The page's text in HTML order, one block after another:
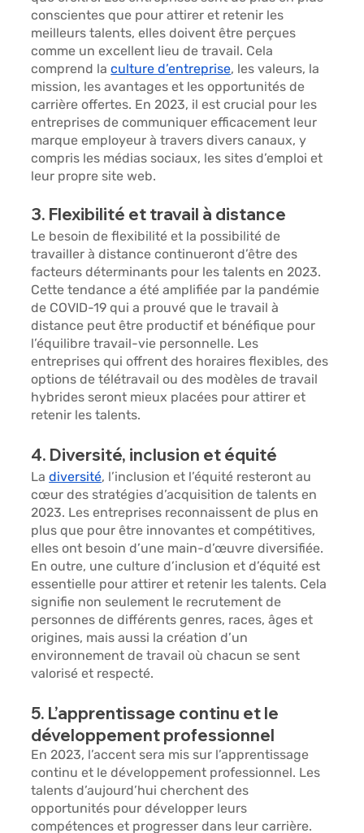
conscientes que pour attirer et retenir les
meilleurs talents, elles doivent être perçues
comme un excellent lieu de travail. Cela
comprend la culture d’entreprise, les valeurs, la
mission, les avantages et les opportunités de
carrière offertes. En 2023, il est crucial pour les
entreprises de communiquer efficacement leur
marque employeur à travers divers canaux, y
compris les médias sociaux, les sites d’emploi et
leur propre site web.
3. Flexibilité et travail à distance
Le besoin de flexibilité et la possibilité de
travailler à distance continueront d’être des
facteurs déterminants pour les talents en 2023.
Cette tendance a été amplifiée par la pandémie
de COVID-19 qui a prouvé que le travail à
distance peut être productif et bénéfique pour
l’équilibre travail-vie personnelle. Les
entreprises qui offrent des horaires flexibles, des
options de télétravail ou des modèles de travail
hybrides seront mieux placées pour attirer et
retenir les talents.
4. Diversité, inclusion et équité
La diversité, l’inclusion et l’équité resteront au
cœur des stratégies d’acquisition de talents en
2023. Les entreprises reconnaissent de plus en
plus que pour être innovantes et compétitives,
elles ont besoin d’une main-d’œuvre diversifiée.
En outre, une culture d’inclusion et d’équité est
essentielle pour attirer et retenir les talents. Cela
signifie non seulement le recrutement de
personnes de différents genres, races, âges et
origines, mais aussi la création d’un
environnement de travail où chacun se sent
valorisé et respecté.
5. L’apprentissage continu et le
développement professionnel
En 2023, l’accent sera mis sur l’apprentissage
continu et le développement professionnel. Les
talents d’aujourd’hui cherchent des
opportunités pour développer leurs
compétences et progresser dans leur carrière.